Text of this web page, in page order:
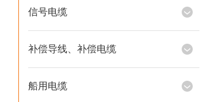
信号电缆
补偿导线、补偿电缆
船用电缆